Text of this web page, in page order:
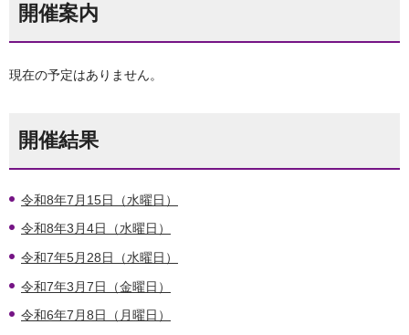
開催案内
現在の予定はありません。
開催結果
令和8年7月15日（水曜日）
令和8年3月4日（水曜日）
令和7年5月28日（水曜日）
令和7年3月7日（金曜日）
令和6年7月8日（月曜日）